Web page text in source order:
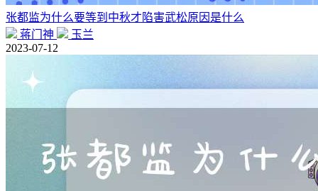
张都监为什么要等到中秋才陷害武松原因是什么
蒋门神
玉兰
2023-07-12